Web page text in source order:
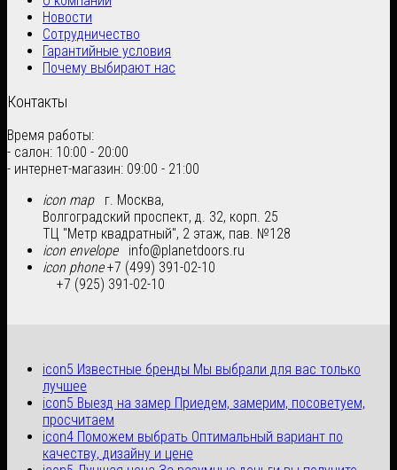
Новости
Сотрудничество
Гарантийные условия
Почему выбирают нас
Контакты
Время работы:
- салон: 10:00 - 20:00
- интернет-магазин: 09:00 - 21:00
icon map
г. Москва,
Волгоградский проспект, д. 32, корп. 25
ТЦ "Метр квадратный", 2 этаж, пав. №128
icon envelope
info@planetdoors.ru
icon phone+7 (499) 391-02-10
+7 (925) 391-02-10
icon5 Известные бренды Мы выбрали для вас только
лучшее
icon5 Выезд на замер Приедем, замерим, посоветуем,
просчитаем
icon4 Поможем выбрать Оптимальный вариант по
качеству, дизайну и цене